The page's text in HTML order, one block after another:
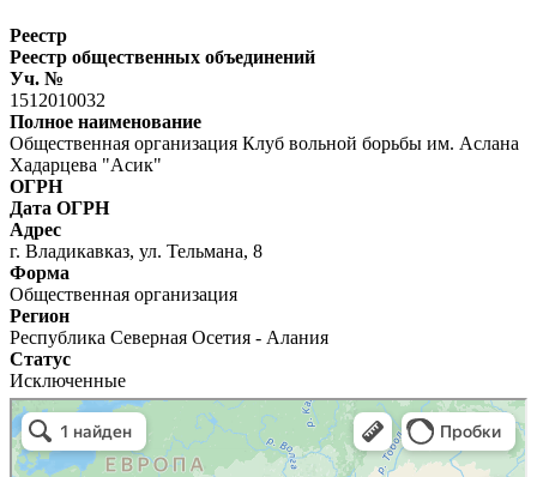
Реестр
Реестр общественных объединений
Уч. №
1512010032
Полное наименование
Общественная организация Клуб вольной борьбы им. Аслана
Хадарцева "Асик"
ОГРН
Дата ОГРН
Адрес
г. Владикавказ, ул. Тельмана, 8
Форма
Общественная организация
Регион
Республика Северная Осетия - Алания
Статус
Исключенные